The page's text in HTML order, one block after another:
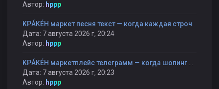
Автор: hppp
Дата: 7 августа 2026 г, 20:24
Автор: hppp
Дата: 7 августа 2026 г, 20:23
Автор: hppp